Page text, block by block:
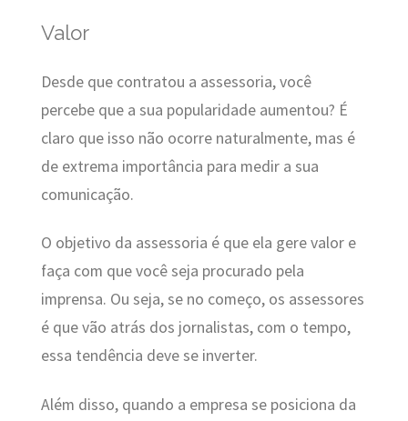
Valor
Desde que contratou a assessoria, você
percebe que a sua popularidade aumentou? É
claro que isso não ocorre naturalmente, mas é
de extrema importância para medir a sua
comunicação.
O objetivo da assessoria é que ela gere valor e
faça com que você seja procurado pela
imprensa. Ou seja, se no começo, os assessores
é que vão atrás dos jornalistas, com o tempo,
essa tendência deve se inverter.
Além disso, quando a empresa se posiciona da